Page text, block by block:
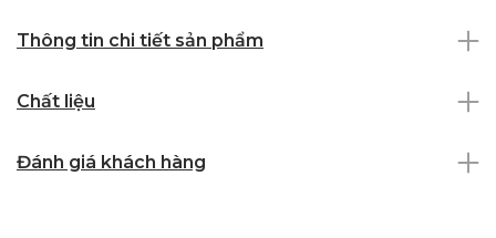
Thông tin chi tiết sản phẩm
Chất liệu
Đánh giá khách hàng